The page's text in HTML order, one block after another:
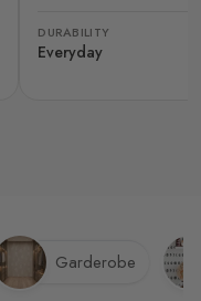
DURABILITY
Everyday
Garderobe